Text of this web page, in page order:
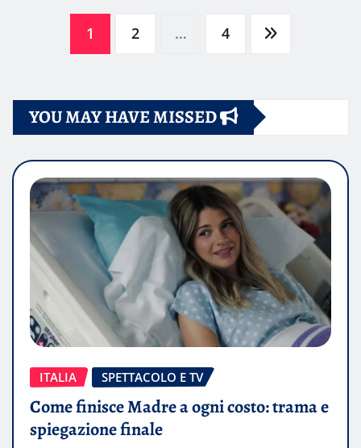
Paginazione
articoli
1 2 … 4
YOU MAY HAVE MISSED
ITALIA SPETTACOLO E TV
Come finisce Madre a ogni costo: trama e
spiegazione finale